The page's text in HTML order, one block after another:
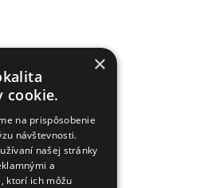
×
cookie.
na prispôsobenie
návštevnosti.
našej stránky
a
ktorí ich môžu